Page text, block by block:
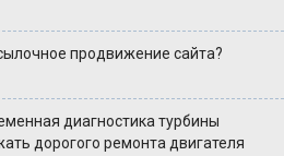
продвижение сайта?
диагностика турбины
дорогого ремонта двигателя